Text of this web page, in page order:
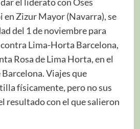
Zizur Mayor (Navarra), se
del 1 de noviembre para
Lima-Horta Barcelona,
Rosa de Lima Horta, en el
Viajes que
físicamente, pero no sus
resultado con el que salieron